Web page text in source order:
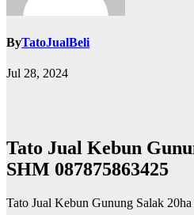
ByTatoJualBeli
Jul 28, 2024
Tato Jual Kebun
SHM 087875863425
Tato Jual Kebun Gunung Salak